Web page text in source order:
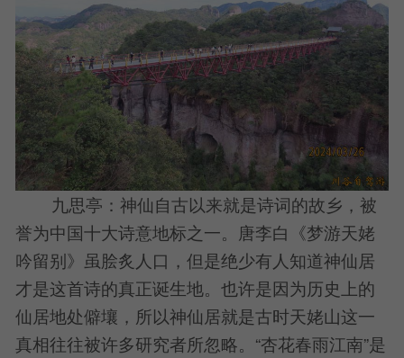
九思亭：神仙自古以来就是诗词的故乡，被
誉为中国十大诗意地标之一。唐李白《梦游天姥
吟留别》虽脍炙人口，但是绝少有人知道神仙居
才是这首诗的真正诞生地。也许是因为历史上的
仙居地处僻壤，所以神仙居就是古时天姥山这一
真相往往被许多研究者所忽略。“杏花春雨江南”是